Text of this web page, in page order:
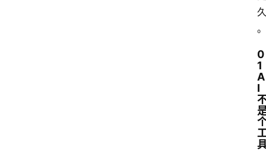
久
。
0
1
A
I